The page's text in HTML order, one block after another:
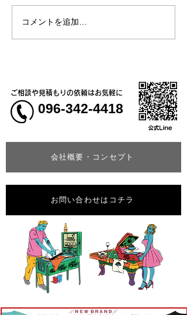
臨時店休、時短営業のお
知らせ
コメントを追加…
会社概要・コンセプト
ご相談や見積もりの依頼はお気軽に
096-342-4418
お問い合わせはコチラ